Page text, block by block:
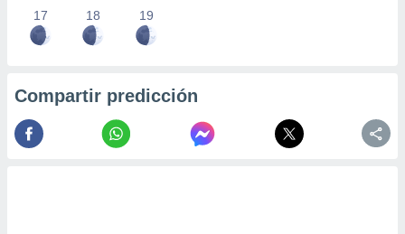
17 18 19
Compartir predicción